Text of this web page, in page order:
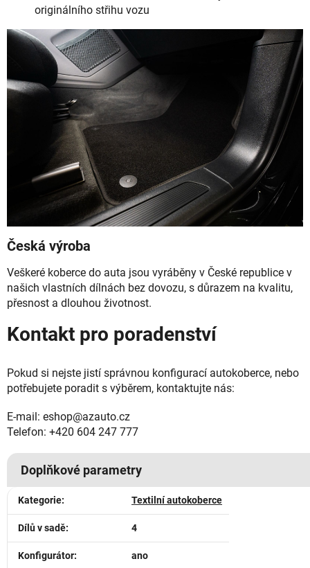
originálního střihu vozu
Česká výroba
Veškeré koberce do auta jsou vyráběny v České republice v
našich vlastních dílnách bez dovozu, s důrazem na kvalitu,
přesnost a dlouhou životnost.
Kontakt pro poradenství
Pokud si nejste jistí správnou konfigurací autokoberce, nebo
potřebujete poradit s výběrem, kontaktujte nás:
E-mail: eshop@azauto.cz
Telefon: +420 604 247 777
Doplňkové parametry
Kategorie: Textilní autokoberce
Dílů v sadě: 4
Konfigurátor: ano